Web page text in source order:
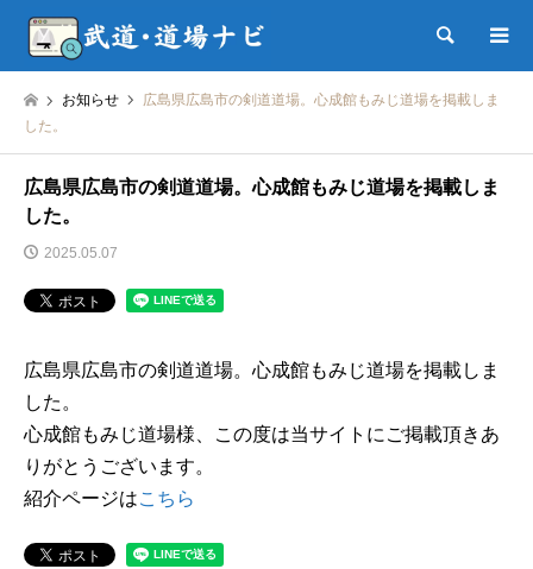
検索
お知らせ
広島県広島市の剣道道場。心成館もみじ道場を掲載しま
した。
広島県広島市の剣道道場。心成館もみじ道場を掲載しま
した。
2025.05.07
広島県広島市の剣道道場。心成館もみじ道場を掲載しま
した。
心成館もみじ道場様、この度は当サイトにご掲載頂きあ
りがとうございます。
紹介ページはこちら